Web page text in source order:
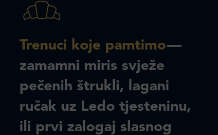
Trenuci koje pamtimo—
zamamni miris svježe
pečenih štrukli, lagani
ručak uz Ledo tjesteninu,
ili prvi zalogaj slasnog